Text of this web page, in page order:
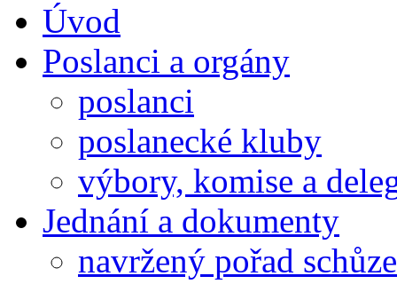
Úvod
Poslanci a orgány
poslanci
poslanecké kluby
výbory, komise a
Jednání a dokumenty
navržený pořad schůze